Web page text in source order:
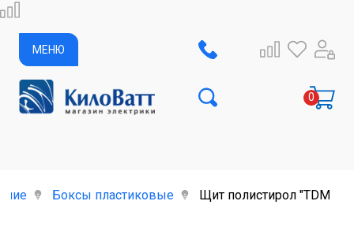
МЕНЮ
Боксы пластиковые Щит полистирол "TDМ"